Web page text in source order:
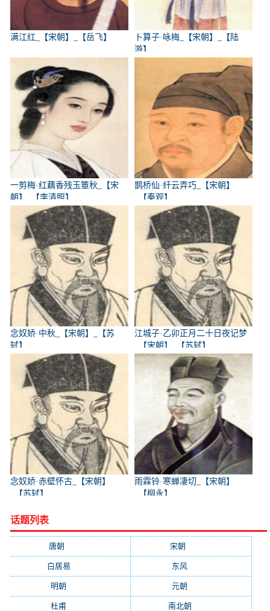
满江红_【宋朝】_【岳飞】
卜算子·咏梅_【宋朝】_【陆
游】
一剪梅·红藕香残玉簟秋_【宋
朝】_【李清照】
鹊桥仙·纤云弄巧_【宋朝】
_【秦观】
念奴娇·中秋_【宋朝】_【苏
轼】
江城子·乙卯正月二十日夜记梦
_【宋朝】_【苏轼】
念奴娇·赤壁怀古_【宋朝】
_【苏轼】
雨霖铃·寒蝉凄切_【宋朝】
_【柳永】
话题列表
唐朝 宋朝
白居易 东风
明朝 元朝
杜甫 南北朝